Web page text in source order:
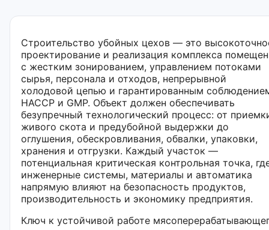
Строительство убойных цехов — это
проектирование и реализация комплекса
с жестким зонированием, управлением потоками
сырья, персонала и отходов, непрерывной
холодовой цепью и гарантированным
HACCP и GMP. Объект должен обеспечивать
безупречный технологический процесс: от
живого скота и предубойной выдержки до
оглушения, обескровливания, обвалки, упаковки,
хранения и отгрузки. Каждый участок —
потенциальная критическая контрольная точка,
инженерные системы, материалы и автоматика
напрямую влияют на безопасность продуктов,
производительность и экономику предприятия.
Ключ к устойчивой работе